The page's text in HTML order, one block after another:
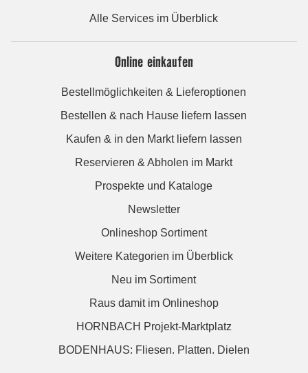
Alle Services im Überblick
Online einkaufen
Bestellmöglichkeiten & Lieferoptionen
Bestellen & nach Hause liefern lassen
Kaufen & in den Markt liefern lassen
Reservieren & Abholen im Markt
Prospekte und Kataloge
Newsletter
Onlineshop Sortiment
Weitere Kategorien im Überblick
Neu im Sortiment
Raus damit im Onlineshop
HORNBACH Projekt-Marktplatz
BODENHAUS: Fliesen. Platten. Dielen